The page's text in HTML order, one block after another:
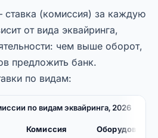
(комиссия) за каждую
от вида эквайринга,
чем выше оборот,
предложить банк.
по видам:
по видам эквайринга, 2026
Комиссия Оборудование